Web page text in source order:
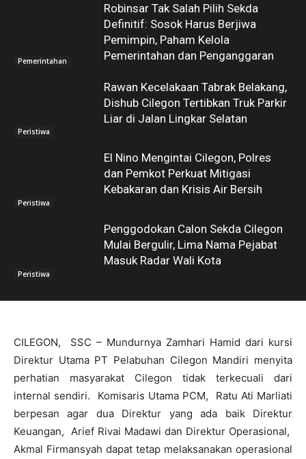
Pemerintahan
Robinsar Tak Salah Pilih Sekda
Definitif: Sosok Harus Berjiwa
Pemimpin, Paham Kelola
Pemerintahan dan Penganggaran
Peristiwa
Rawan Kecelakaan Tabrak Belakang,
Dishub Cilegon Tertibkan Truk Parkir
Liar di Jalan Lingkar Selatan
Peristiwa
El Nino Mengintai Cilegon, Polres
dan Pemkot Perkuat Mitigasi
Kebakaran dan Krisis Air Bersih
Peristiwa
Penggodokan Calon Sekda Cilegon
Mulai Bergulir, Lima Nama Pejabat
Masuk Radar Wali Kota
CILEGON, SSC – Mundurnya Zamhari Hamid dari kursi
Direktur Utama PT Pelabuhan Cilegon Mandiri menyita
perhatian masyarakat Cilegon tidak terkecuali dari
internal sendiri. Komisaris Utama PCM, Ratu Ati Marliati
berpesan agar dua Direktur yang ada baik Direktur
Keuangan, Arief Rivai Madawi dan Direktur Operasional,
Akmal Firmansyah dapat tetap melaksanakan operasional